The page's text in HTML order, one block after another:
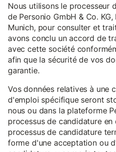
Nous utilisons le processeur
de Personio GmbH & Co.
Munich, pour consulter et
avons conclu un accord de
avec cette société
afin que la sécurité de vos
garantie.
Vos données relatives à une
d'emploi spécifique seront
nous ou dans la plateforme
processus de candidature
processus de candidature
forme d'une acceptation ou